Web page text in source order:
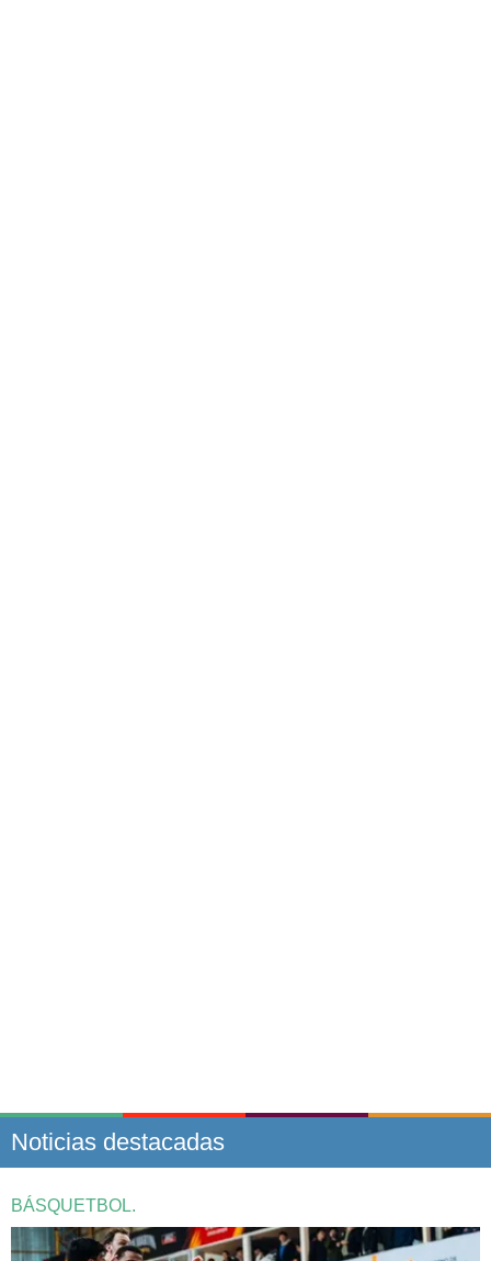
Noticias destacadas
BÁSQUETBOL.